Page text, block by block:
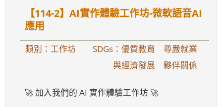
【114-2】AI實作體驗工作坊-微軟語音AI
應用
類別：工作坊
SDGs：優質教育 尊嚴就業
與經濟發展 夥伴關係
🚀 加入我們的 AI 實作體驗工作坊 🚀